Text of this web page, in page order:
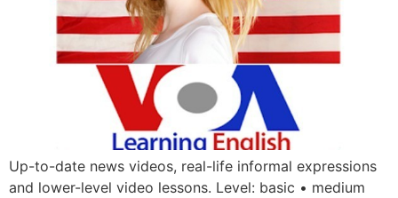
Up-to-date news videos, real-life informal expressions
and lower-level video lessons. Level: basic • medium